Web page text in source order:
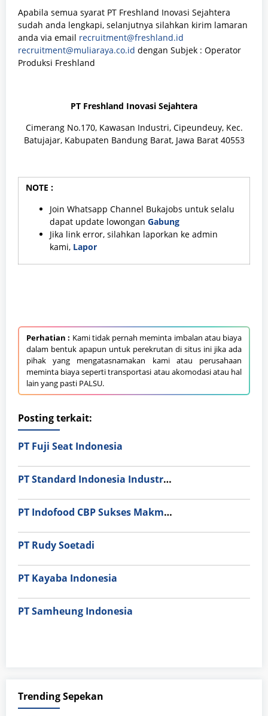
Apabila semua syarat PT Freshland Inovasi Sejahtera
sudah anda lengkapi, selanjutnya silahkan kirim lamaran
anda via email recruitment@freshland.id
recruitment@muliaraya.co.id dengan Subjek : Operator
Produksi Freshland
PT Freshland Inovasi Sejahtera
Cimerang No.170, Kawasan Industri, Cipeundeuy, Kec.
Batujajar, Kabupaten Bandung Barat, Jawa Barat 40553
NOTE :
Join Whatsapp Channel Bukajobs untuk selalu
dapat update lowongan Gabung
Jika link error, silahkan laporkan ke admin
kami, Lapor
Perhatian : Kami tidak pernah meminta imbalan atau biaya
dalam bentuk apapun untuk perekrutan di situs ini jika ada
pihak yang mengatasnamakan kami atau perusahaan
meminta biaya seperti transportasi atau akomodasi atau hal
lain yang pasti PALSU.
Posting terkait:
PT Fuji Seat Indonesia
PT Standard Indonesia Industry (PT SII)
PT Indofood CBP Sukses Makmur Tbk – Packaging Division
PT Rudy Soetadi
PT Kayaba Indonesia
PT Samheung Indonesia
Trending Sepekan